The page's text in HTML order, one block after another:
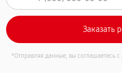
*Отправляя данные, вы соглашаетесь с